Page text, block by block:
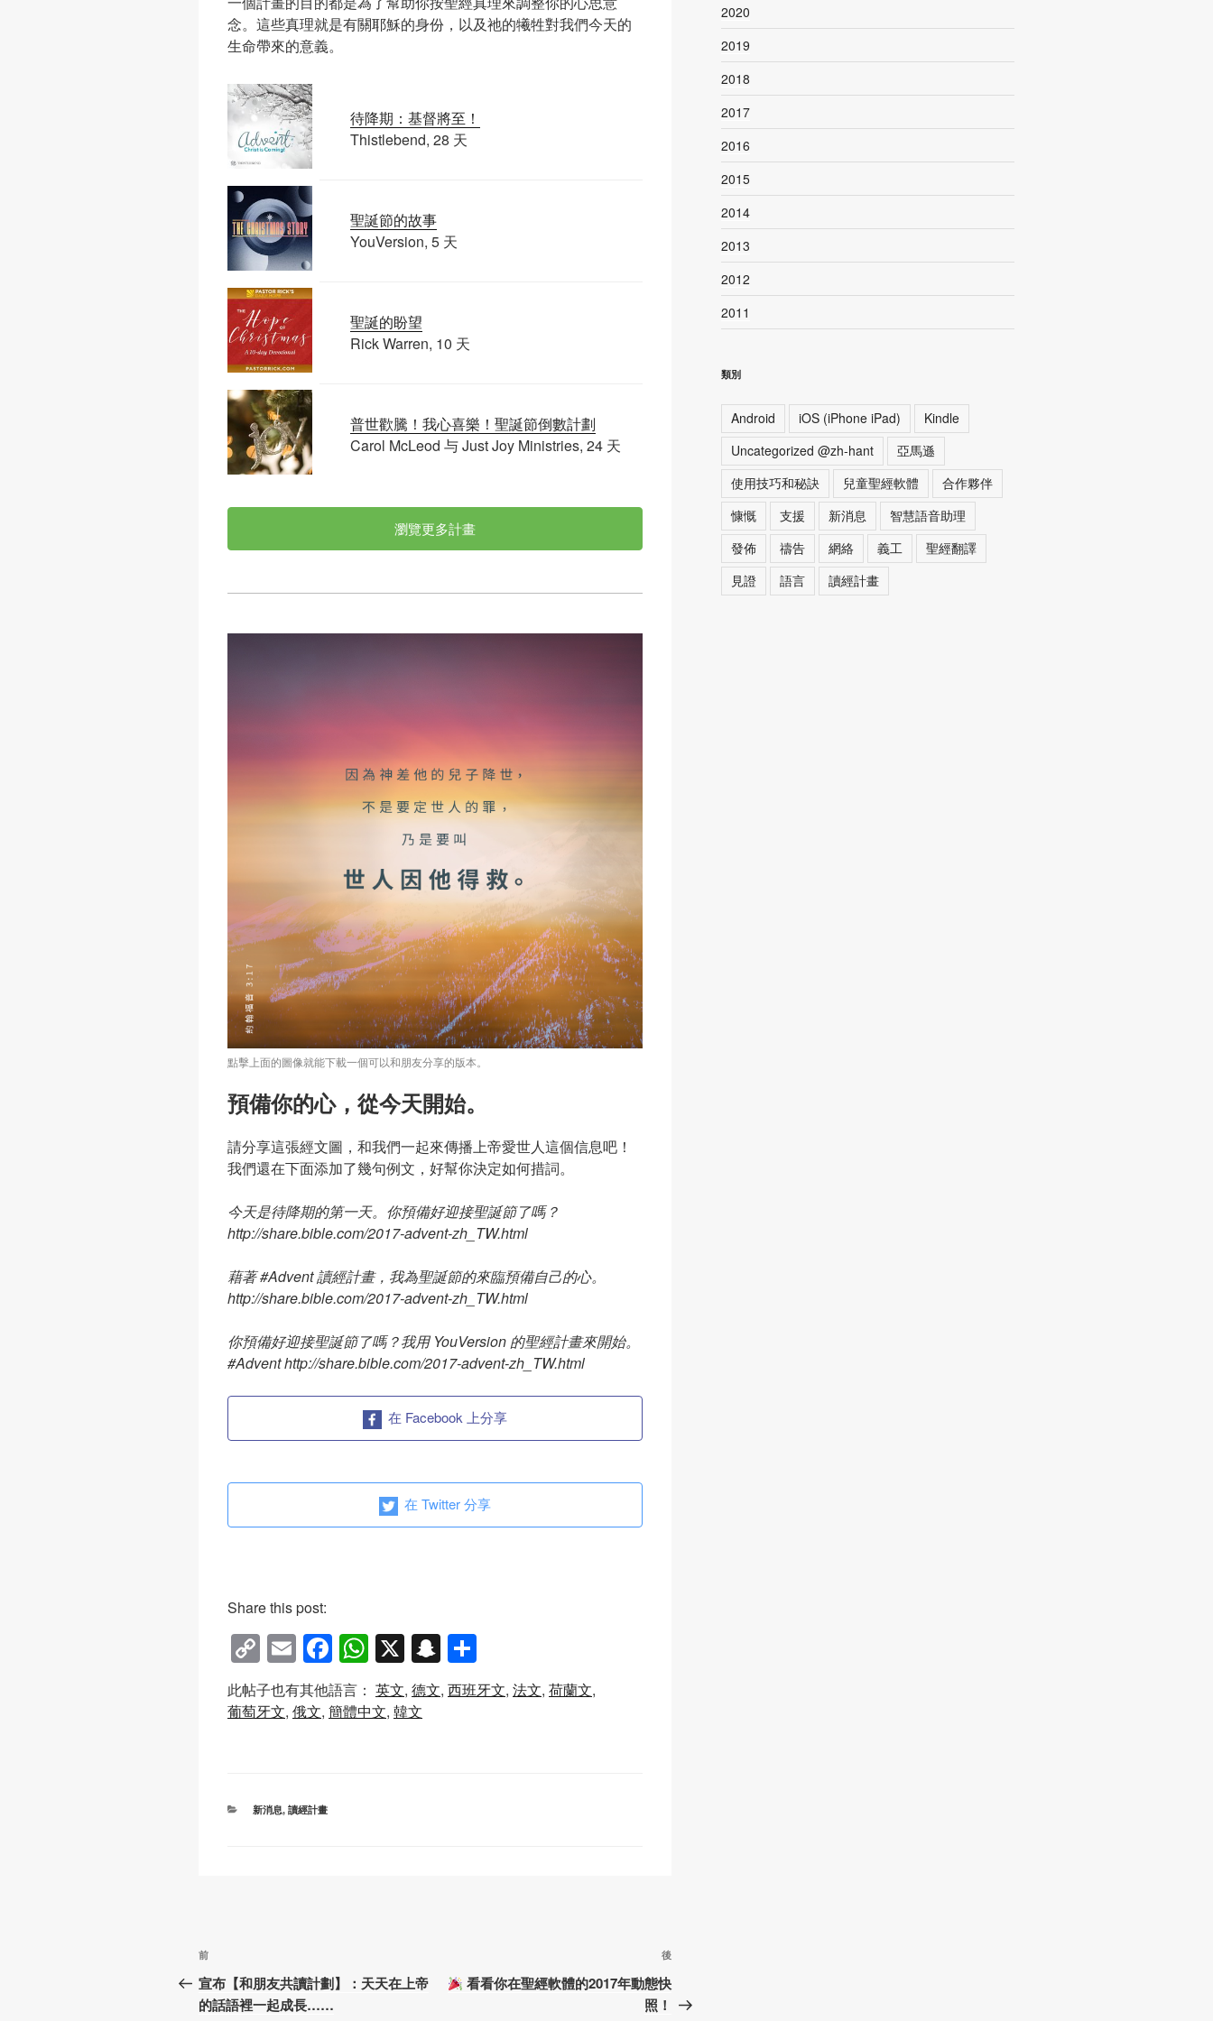
念。這些真理就是有關耶穌的身份，以及祂的犧牲對我們今天的
生命帶來的意義。
待降期：基督將至！
Thistlebend, 28 天
聖誕節的故事
YouVersion, 5 天
聖誕的盼望
Rick Warren, 10 天
普世歡騰！我心喜樂！聖誕節倒數計劃
Carol McLeod 与 Just Joy Ministries, 24 天
瀏覽更多計畫
點擊上面的圖像就能下載一個可以和朋友分享的版本。
預備你的心，從今天開始。
請分享這張經文圖，和我們一起來傳播上帝愛世人這個信息吧！
我們還在下面添加了幾句例文，好幫你決定如何措詞。
今天是待降期的第一天。你預備好迎接聖誕節了嗎？
http://share.bible.com/2017-advent-zh_TW.html
藉著 #Advent 讀經計畫，我為聖誕節的來臨預備自己的心。
http://share.bible.com/2017-advent-zh_TW.html
你預備好迎接聖誕節了嗎？我用 YouVersion 的聖經計畫來開始。
#Advent http://share.bible.com/2017-advent-zh_TW.html
在 Facebook 上分享
在 Twitter 分享
Share this post:
C
o
p
k
E
m
ail
F
a
c
W
h
at
X S
n
a
享
此帖子也有其他語言： 英文 德文 西班牙文 法文 荷蘭文
葡萄牙文 俄文 簡體中文 韓文
分
新消息, 讀經計畫
文
章
導
上
一
篇
前
宣布【和朋友共讀計劃】：天天在上帝
的話語裡一起成長……
下
篇
文
後
看看你在聖經軟體的2017年動態快
照！
2020
2019
2018
2017
2016
2015
2014
2013
2012
2011
類別
Android iOS (iPhone iPad)
Kindle
Uncategorized @zh-hant
亞馬遜
使用技巧和秘訣
兒童聖經軟體
合作夥伴
慷慨
支援 新消息
智慧語音助理
發佈
禱告 網絡 義工
聖經翻譯
見證
語言 讀經計畫